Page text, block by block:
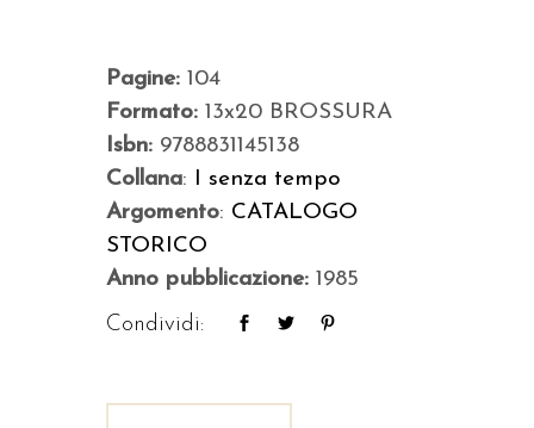
Pagine: 104
Formato: 13x20 BROSSURA
Isbn: 9788831145138
Collana: I senza tempo
Argomento: CATALOGO
STORICO
Anno pubblicazione: 1985
Condividi: